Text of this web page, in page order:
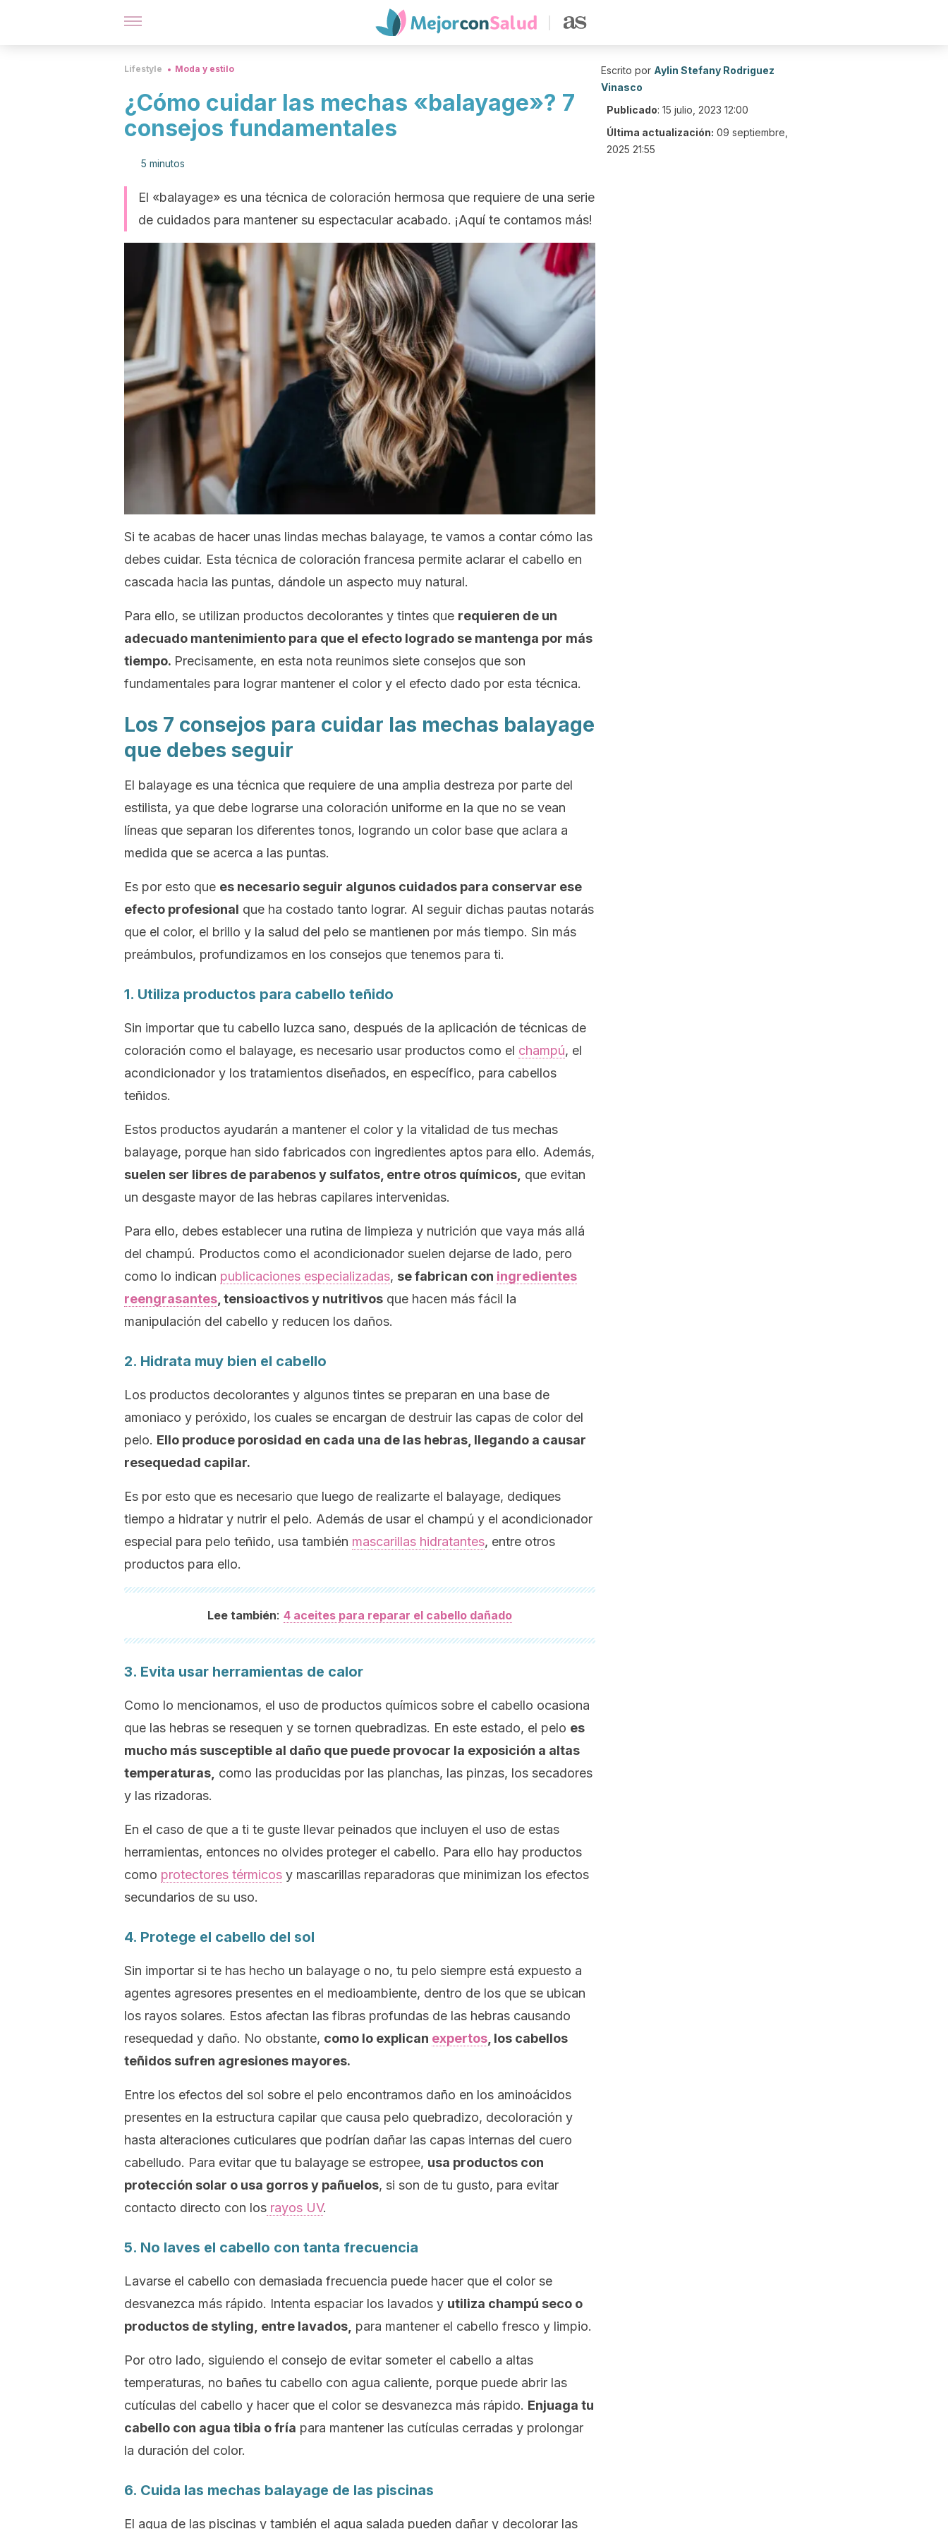
Lifestyle Moda y estilo
¿Cómo cuidar las mechas «balayage»? 7
consejos fundamentales
5 minutos
El «balayage» es una técnica de coloración hermosa que requiere de una serie
de cuidados para mantener su espectacular acabado. ¡Aquí te contamos más!
Si te acabas de hacer unas lindas mechas balayage, te vamos a contar cómo las
debes cuidar. Esta técnica de coloración francesa permite aclarar el cabello en
cascada hacia las puntas, dándole un aspecto muy natural.
Para ello, se utilizan productos decolorantes y tintes que requieren de un
adecuado mantenimiento para que el efecto logrado se mantenga por más
tiempo. Precisamente, en esta nota reunimos siete consejos que son
fundamentales para lograr mantener el color y el efecto dado por esta técnica.
Los 7 consejos para cuidar las mechas balayage
que debes seguir
El balayage es una técnica que requiere de una amplia destreza por parte del
estilista, ya que debe lograrse una coloración uniforme en la que no se vean
líneas que separan los diferentes tonos, logrando un color base que aclara a
medida que se acerca a las puntas.
Es por esto que es necesario seguir algunos cuidados para conservar ese
efecto profesional que ha costado tanto lograr. Al seguir dichas pautas notarás
que el color, el brillo y la salud del pelo se mantienen por más tiempo. Sin más
preámbulos, profundizamos en los consejos que tenemos para ti.
1. Utiliza productos para cabello teñido
Sin importar que tu cabello luzca sano, después de la aplicación de técnicas de
coloración como el balayage, es necesario usar productos como el champú, el
acondicionador y los tratamientos diseñados, en específico, para cabellos
teñidos.
Estos productos ayudarán a mantener el color y la vitalidad de tus mechas
balayage, porque han sido fabricados con ingredientes aptos para ello. Además,
suelen ser libres de parabenos y sulfatos, entre otros químicos, que evitan
un desgaste mayor de las hebras capilares intervenidas.
Para ello, debes establecer una rutina de limpieza y nutrición que vaya más allá
del champú. Productos como el acondicionador suelen dejarse de lado, pero
como lo indican publicaciones especializadas, se fabrican con ingredientes
reengrasantes , tensioactivos y nutritivos que hacen más fácil la
manipulación del cabello y reducen los daños.
2. Hidrata muy bien el cabello
Los productos decolorantes y algunos tintes se preparan en una base de
amoniaco y peróxido, los cuales se encargan de destruir las capas de color del
pelo. Ello produce porosidad en cada una de las hebras, llegando a causar
resequedad capilar.
Es por esto que es necesario que luego de realizarte el balayage, dediques
tiempo a hidratar y nutrir el pelo. Además de usar el champú y el acondicionador
especial para pelo teñido, usa también mascarillas hidratantes, entre otros
productos para ello.
Lee también: 4 aceites para reparar el cabello dañado
3. Evita usar herramientas de calor
Como lo mencionamos, el uso de productos químicos sobre el cabello ocasiona
que las hebras se resequen y se tornen quebradizas. En este estado, el pelo es
mucho más susceptible al daño que puede provocar la exposición a altas
temperaturas, como las producidas por las planchas, las pinzas, los secadores
y las rizadoras.
En el caso de que a ti te guste llevar peinados que incluyen el uso de estas
herramientas, entonces no olvides proteger el cabello. Para ello hay productos
como protectores térmicos y mascarillas reparadoras que minimizan los efectos
secundarios de su uso.
4. Protege el cabello del sol
Sin importar si te has hecho un balayage o no, tu pelo siempre está expuesto a
agentes agresores presentes en el medioambiente, dentro de los que se ubican
los rayos solares. Estos afectan las fibras profundas de las hebras causando
resequedad y daño. No obstante, como lo explican expertos , los cabellos
teñidos sufren agresiones mayores.
Entre los efectos del sol sobre el pelo encontramos daño en los aminoácidos
presentes en la estructura capilar que causa pelo quebradizo, decoloración y
hasta alteraciones cuticulares que podrían dañar las capas internas del cuero
cabelludo. Para evitar que tu balayage se estropee, usa productos con
protección solar o usa gorros y pañuelos, si son de tu gusto, para evitar
contacto directo con los rayos UV.
5. No laves el cabello con tanta frecuencia
Lavarse el cabello con demasiada frecuencia puede hacer que el color se
desvanezca más rápido. Intenta espaciar los lavados y utiliza champú seco o
productos de styling, entre lavados, para mantener el cabello fresco y limpio.
Por otro lado, siguiendo el consejo de evitar someter el cabello a altas
temperaturas, no bañes tu cabello con agua caliente, porque puede abrir las
cutículas del cabello y hacer que el color se desvanezca más rápido. Enjuaga tu
cabello con agua tibia o fría para mantener las cutículas cerradas y prolongar
la duración del color.
6. Cuida las mechas balayage de las piscinas
El agua de las piscinas y también el agua salada pueden dañar y decolorar las
Escrito por Aylin Stefany Rodriguez
Vinasco
Publicado: 15 julio, 2023 12:00
Última actualización: 09 septiembre,
2025 21:55